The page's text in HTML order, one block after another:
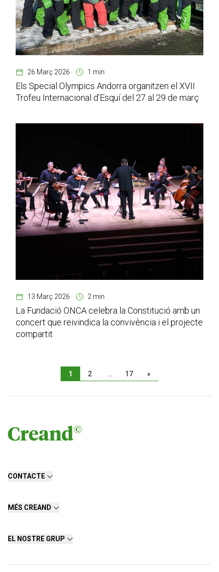
26 Març 2026 1 min
Els Special Olympics Andorra organitzen el XVII
Trofeu Internacional d’Esquí del 27 al 29 de març
13 Març 2026 2 min
La Fundació ONCA celebra la Constitució amb un
concert que reivindica la convivència i el projecte
compartit
1 2 17 »
CONTACTE
MÉS CREAND
EL NOSTRE GRUP